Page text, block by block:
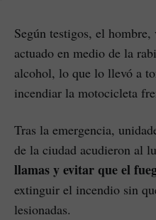
Según testigos, el
actuado en medio de la
alcohol, lo que lo llevó a
incendiar la motocicleta
Tras la emergencia,
de la ciudad acudieron al
llamas y evitar que el
extinguir el incendio sin
lesionadas.